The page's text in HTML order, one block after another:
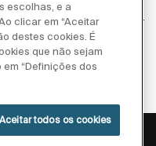
escolhas, e a
clicar em “Aceitar
destes cookies. É
que não sejam
“Definições dos
Aceitar todos os cookies